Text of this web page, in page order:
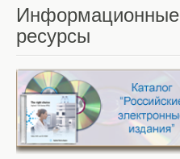
Информационные
ресурсы